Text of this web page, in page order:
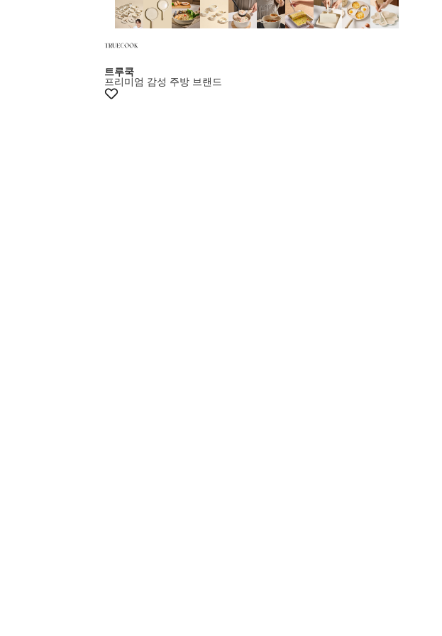
+15%쿠폰
트루쿡
프리미엄 감성 주방 브랜드